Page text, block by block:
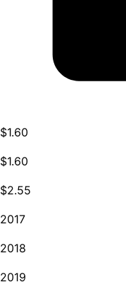
$1.60
$1.60
$2.55
2017
2018
2019